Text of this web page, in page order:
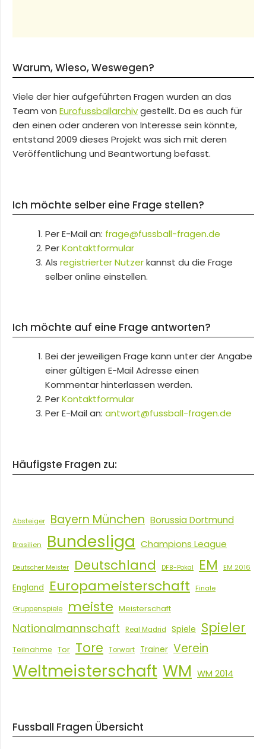
Warum, Wieso, Weswegen?
Viele der hier aufgeführten Fragen wurden an das
Team von Eurofussballarchivgestellt. Da es auch für
den einen oder anderen von Interesse sein könnte,
entstand 2009 dieses Projekt was sich mit deren
Veröffentlichung und Beantwortung befasst.
Ich möchte selber eine Frage stellen?
Per E-Mail an: frage@fussball-fragen.de
PerKontaktformular
Als registrierter Nutzerkannst du die Frage
selber online einstellen.
Ich möchte auf eine Frage antworten?
Bei der jeweiligen Frage kann unter der Angabe
einer gültigen E-Mail Adresse einen
Kommentar hinterlassen werden.
PerKontaktformular
Per E-Mail an: antwort@fussball-fragen.de
Häufigste Fragen zu:
Absteiger Bayern München Borussia Dortmund
Brasilien Bundesliga Champions League
Deutscher Meister Deutschland DFB-Pokal EM EM 2016
England Europameisterschaft Finale
Gruppenspiele meiste Meisterschaft
Nationalmannschaft Real Madrid Spiele Spieler
Teilnahme Tor Tore Torwart Trainer Verein
Weltmeisterschaft WM WM 2014
Fussball Fragen Übersicht